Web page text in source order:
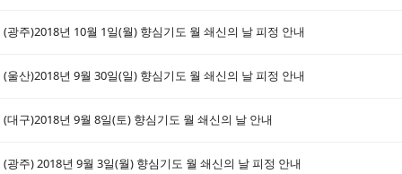
(광주)2018년 10월 1일(월) 향심기도 월 쇄신의 날 피정 안내
(울산)2018년 9월 30일(일) 향심기도 월 쇄신의 날 피정 안내
(대구)2018년 9월 8일(토) 향심기도 월 쇄신의 날 안내
(광주) 2018년 9월 3일(월) 향심기도 월 쇄신의 날 피정 안내